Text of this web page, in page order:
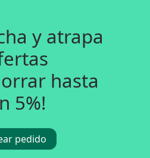
y atrapa
hasta
5%!
pedido